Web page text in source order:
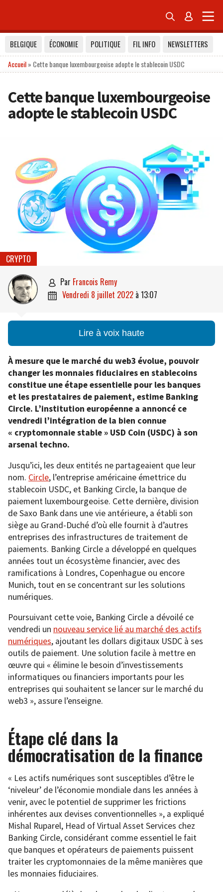
 
BELGIQUE ÉCONOMIE POLITIQUE FIL INFO
NEWSLETTERS
Accueil» Cette banque luxembourgeoise adopte le stablecoin USDC
Cette banque luxembourgeoise
adopte le stablecoin USDC
CRYPTO
 par Francois Remy
 vendredi 8 juillet 2022 à 13:07
Lire à voix haute
À mesure que le marché du web3 évolue, pouvoir
changer les monnaies fiduciaires en stablecoins
constitue une étape essentielle pour les banques
et les prestataires de paiement, estime Banking
Circle. L’institution européenne a annoncé ce
vendredi l’intégration de la bien connue
« cryptomonnaie stable » USD Coin (USDC) à son
arsenal techno.
Jusqu’ici, les deux entités ne partageaient que leur
nom. Circle, l’entreprise américaine émettrice du
stablecoin USDC, et Banking Circle, la banque de
paiement luxembourgeoise. Cette dernière, division
de Saxo Bank dans une vie antérieure, a établi son
siège au Grand-Duché d’où elle fournit à d’autres
entreprises des infrastructures de traitement de
paiements. Banking Circle a développé en quelques
années tout un écosystème financier, avec des
ramifications à Londres, Copenhague ou encore
Munich, tout en se concentrant sur les solutions
numériques.
Poursuivant cette voie, Banking Circle a dévoilé ce
vendredi un nouveau service lié au marché des actifs
numériques, ajoutant les dollars digitaux USDC à ses
outils de paiement. Une solution facile à mettre en
œuvre qui « élimine le besoin d’investissements
informatiques ou financiers importants pour les
entreprises qui souhaitent se lancer sur le marché du
web3 », assure l’enseigne.
Étape clé dans la
démocratisation de la finance
« Les actifs numériques sont susceptibles d’être le
‘niveleur’ de l’économie mondiale dans les années à
venir, avec le potentiel de supprimer les frictions
inhérentes aux devises conventionnelles », a expliqué
Mishal Ruparel, Head of Virtual Asset Services chez
Banking Circle, considérant comme essentiel le fait
que banques et opérateurs de paiements puissent
traiter les cryptomonnaies de la même manières que
les monnaies fiduciaires.